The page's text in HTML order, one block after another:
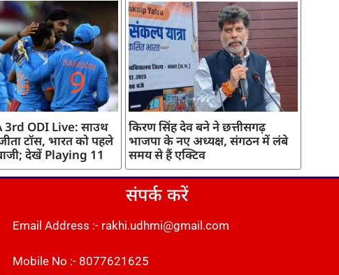
3rd ODI Live: साउथ
टॉस, भारत को पहले
देखें Playing 11
किरण सिंह देव बने ने छत्तीसगढ़
भाजपा के नए अध्यक्ष, संगठन में लंबे
समय से हैं एक्टिव
संपर्क करें
Email Address :- rakhi.udhmi@gmail.com
Mobile No :- 8077621625